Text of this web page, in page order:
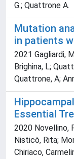
G.; Quattrone A.
Mutation
in patients
2021 Gagliardi,
Brighina, L;
Quattrone, A;
Essential
2020 Novellino,
Nisticò, Rita;
Chiriaco,